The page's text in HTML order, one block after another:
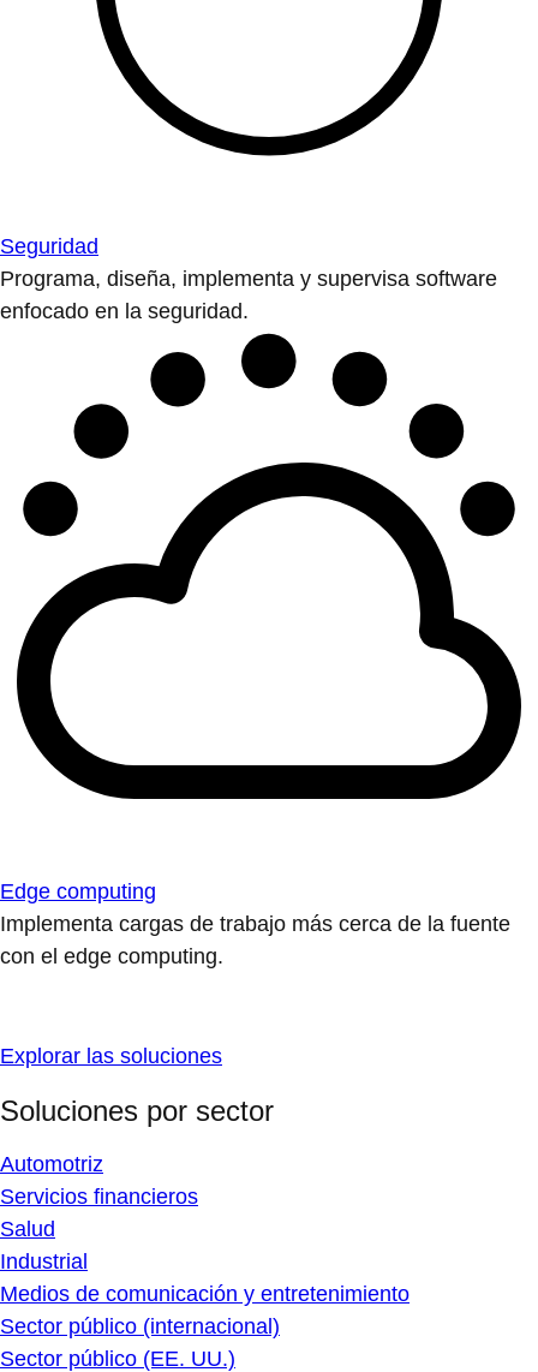
Seguridad
Programa, diseña, implementa y supervisa software
enfocado en la seguridad.
Edge computing
Implementa cargas de trabajo más cerca de la fuente
con el edge computing.
Explorar las soluciones
Soluciones por sector
Automotriz
Servicios financieros
Salud
Industrial
Medios de comunicación y entretenimiento
Sector público (internacional)
Sector público (EE. UU.)